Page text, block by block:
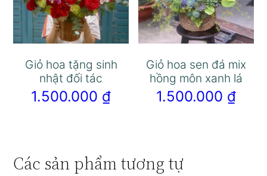
Giỏ hoa tặng sinh
nhật đối tác
1.500.000 ₫
Giỏ hoa sen đá mix
hồng môn xanh lá
1.500.000 ₫
Các sản phẩm tương tự